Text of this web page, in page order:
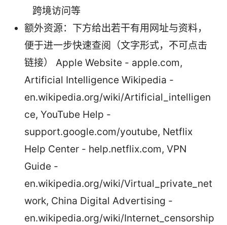
跨境访问等
额外资源：下方给出若干有用网址与资料，
便于进一步快速查阅（文字形式，不可点击
链接） Apple Website - apple.com,
Artificial Intelligence Wikipedia -
en.wikipedia.org/wiki/Artificial_intelligen
ce, YouTube Help -
support.google.com/youtube, Netflix
Help Center - help.netflix.com, VPN
Guide -
en.wikipedia.org/wiki/Virtual_private_net
work, China Digital Advertising -
en.wikipedia.org/wiki/Internet_censorship